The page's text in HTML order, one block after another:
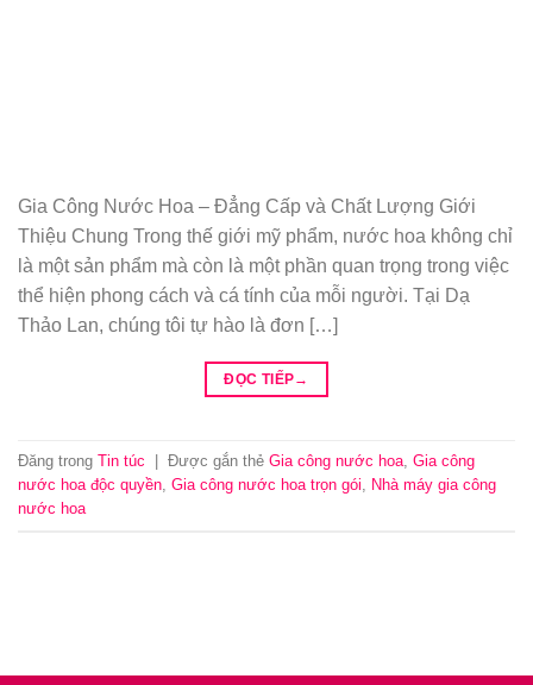
Gia Công Nước Hoa – Đẳng Cấp và Chất Lượng Giới
Thiệu Chung Trong thế giới mỹ phẩm, nước hoa không chỉ
là một sản phẩm mà còn là một phần quan trọng trong việc
thể hiện phong cách và cá tính của mỗi người. Tại Dạ
Thảo Lan, chúng tôi tự hào là đơn […]
ĐỌC TIẾP→
Đăng trong Tin túc Được gắn thẻ Gia công nước hoa Gia công
nước hoa độc quyền Gia công nước hoa trọn gói
Nhà máy gia công
nước hoa